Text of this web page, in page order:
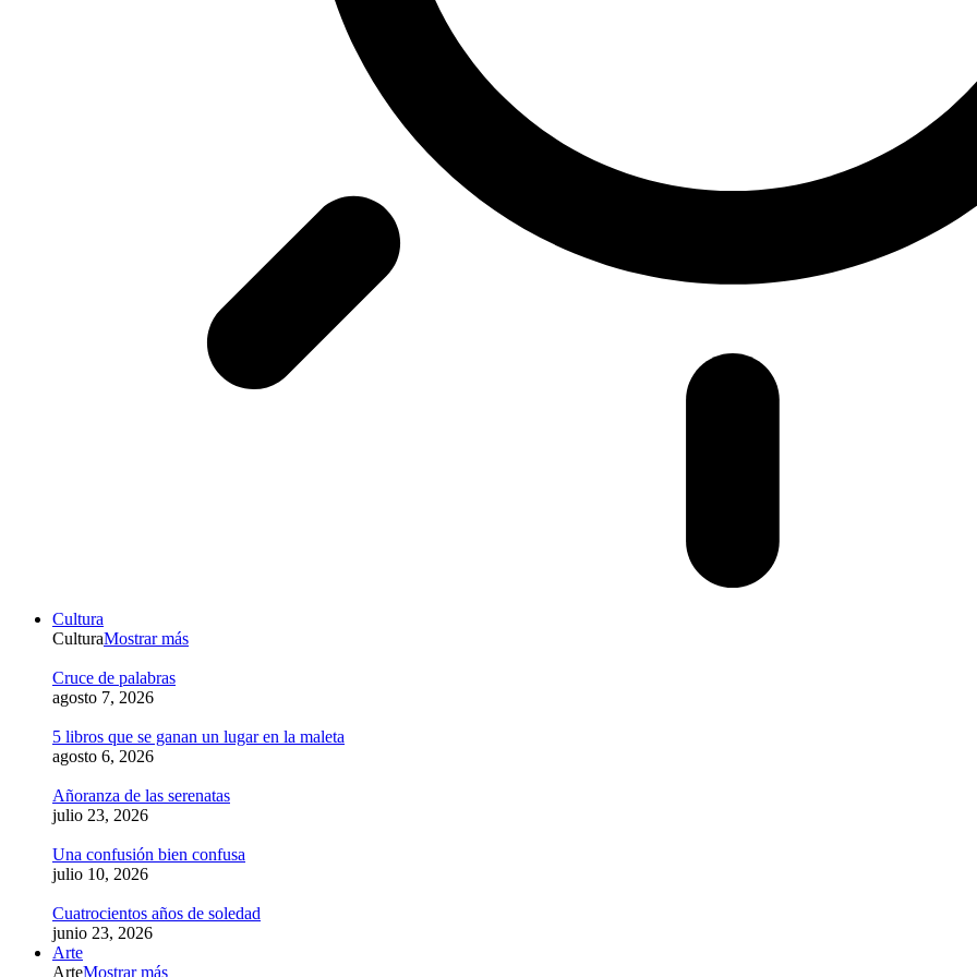
Cultura
CulturaMostrar más
Cruce de palabras
agosto 7, 2026
5 libros que se ganan un lugar en la maleta
agosto 6, 2026
Añoranza de las serenatas
julio 23, 2026
Una confusión bien confusa
julio 10, 2026
Cuatrocientos años de soledad
junio 23, 2026
Arte
ArteMostrar más